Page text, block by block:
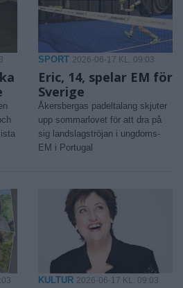
SPORT 2026-06-17 KL. 09:03
Eric, 14, spelar EM för
Sverige
Åkersbergas padeltalang skjuter
upp sommarlovet för att dra på
sig landslagströjan i ungdoms-
EM i Portugal
KULTUR 2026-06-17 KL. 09:03